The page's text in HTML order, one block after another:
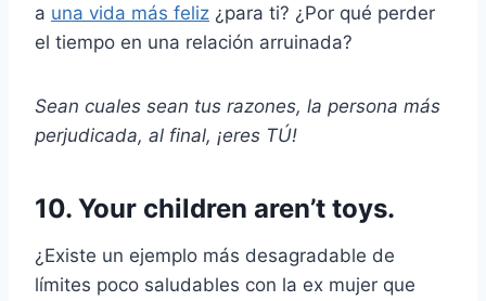
a una vida más feliz ¿para ti? ¿Por qué perder
el tiempo en una relación arruinada?
Sean cuales sean tus razones, la persona más
perjudicada, al final, ¡eres TÚ!
10. Your children aren’t toys.
¿Existe un ejemplo más desagradable de
límites poco saludables con la ex mujer que